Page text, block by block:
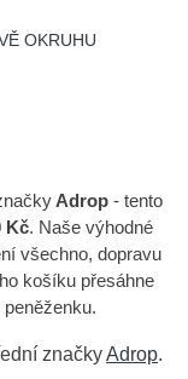
OKRUHU
Adrop- tento
Kč. Naše výhodné
všechno, dopravu
košíku přesáhne
značkyAdrop.